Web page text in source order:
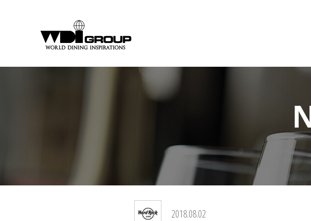
2018.08.02